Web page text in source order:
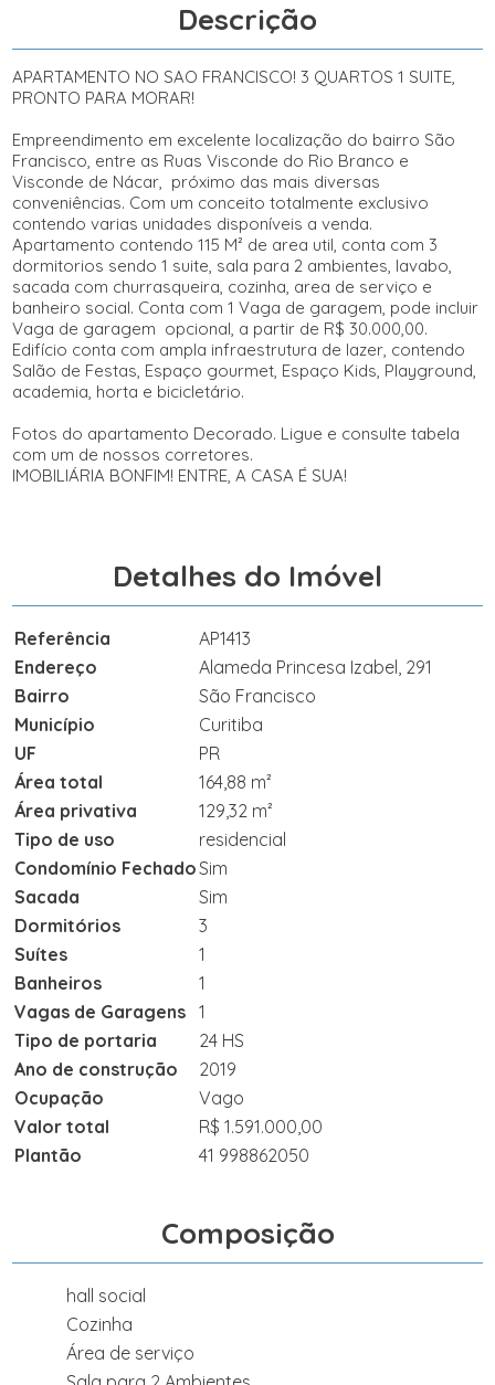
Descrição
APARTAMENTO NO SAO FRANCISCO! 3 QUARTOS 1 SUITE,
PRONTO PARA MORAR!
Empreendimento em excelente localização do bairro São
Francisco, entre as Ruas Visconde do Rio Branco e
Visconde de Nácar, próximo das mais diversas
conveniências. Com um conceito totalmente exclusivo
contendo varias unidades disponíveis a venda.
Apartamento contendo 115 M² de area util, conta com 3
dormitorios sendo 1 suite, sala para 2 ambientes, lavabo,
sacada com churrasqueira, cozinha, area de serviço e
banheiro social. Conta com 1 Vaga de garagem, pode incluir
Vaga de garagem opcional, a partir de R$ 30.000,00.
Edifício conta com ampla infraestrutura de lazer, contendo
Salão de Festas, Espaço gourmet, Espaço Kids, Playground,
academia, horta e bicicletário.
Fotos do apartamento Decorado. Ligue e consulte tabela
com um de nossos corretores.
IMOBILIÁRIA BONFIM! ENTRE, A CASA É SUA!
Detalhes do Imóvel
Referência
AP1413
Endereço
Alameda Princesa Izabel, 291
Bairro
São Francisco
Município
Curitiba
UF
PR
Área total
164,88 m²
Área privativa
129,32 m²
Tipo de uso
residencial
Condomínio FechadoSim
Sacada
Sim
Dormitórios
3
Suítes
1
Banheiros
1
Vagas de Garagens
1
Tipo de portaria
24 HS
Ano de construção
2019
Ocupação
Vago
Valor total
R$ 1.591.000,00
Plantão
41 998862050
Composição
hall social
Cozinha
Área de serviço